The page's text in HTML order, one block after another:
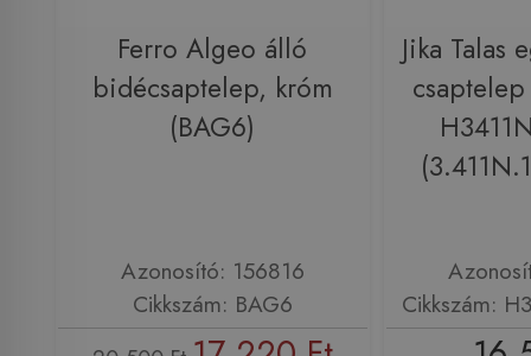
Ferro Algeo álló
bidécsaptelep, króm
(BAG6)
Azonosító: 156816
Cikkszám: BAG6
Jika Talas
Cikkszám: